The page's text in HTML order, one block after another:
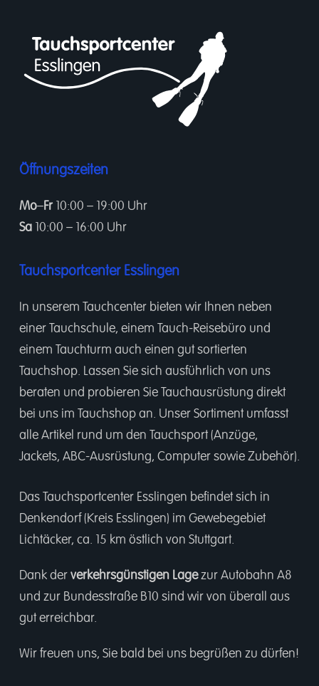
Öffnungszeiten
Mo–Fr10:00 – 19:00 Uhr
Sa10:00 – 16:00 Uhr
Tauchsportcenter Esslingen
In unserem Tauchcenterbieten wir Ihnen neben
einer Tauchschule, einem Tauch-Reisebüro und
einem Tauchturm auch einen gut sortierten
Tauchshop. Lassen Sie sich ausführlich von uns
beraten und probieren Sie Tauchausrüstung direkt
bei uns im Tauchshop an. Unser Sortiment umfasst
alle Artikel rund um den Tauchsport (Anzüge,
Jackets, ABC-Ausrüstung, Computer sowie Zubehör).
Das Tauchsportcenter Esslingen befindet sich in
Denkendorf (Kreis Esslingen) im Gewebegebiet
Lichtäcker, ca. 15 km östlich von Stuttgart.
Dank der verkehrsgünstigen Lagezur Autobahn A8
und zur Bundesstraße B10 sind wir von überall aus
gut erreichbar.
Wir freuen uns, Sie bald bei uns begrüßen zu dürfen!